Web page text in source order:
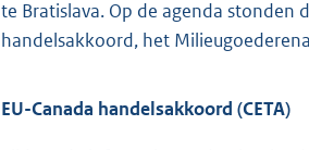
te Bratislava. Op de agenda stonden
handelsakkoord, het
EU-Canada handelsakkoord (CETA)